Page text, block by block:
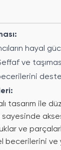
hayal
ve
tasarım ile
sayesinde
ve
becerilerini ve